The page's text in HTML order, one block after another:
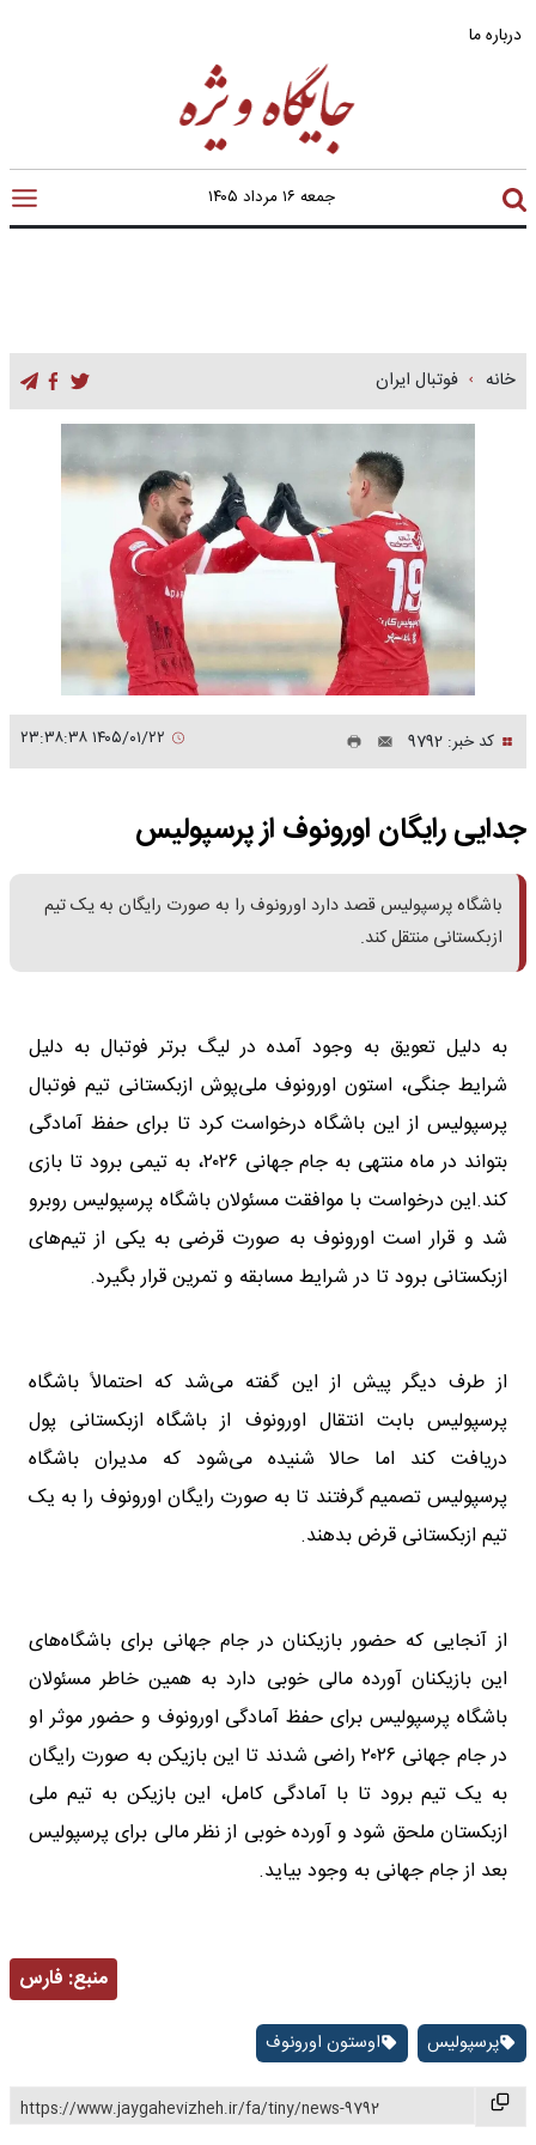
درباره ما
جمعه ۱۶ مرداد ۱۴۰۵
خانه فوتبال ایران
کد خبر: 9792
جدایی رایگان اورونوف از پرسپولیس
باشگاه پرسپولیس قصد دارد اورونوف را به صورت رایگان به یک تیم
ازبکستانی منتقل کند.
به دلیل تعویق به وجود آمده در لیگ برتر فوتبال به دلیل
شرایط جنگی، استون اورونوف ملی‌پوش ازبکستانی تیم فوتبال
پرسپولیس از این باشگاه درخواست کرد تا برای حفظ آمادگی
بتواند در ماه منتهی به جام جهانی ۲۰۲۶، به تیمی برود تا بازی
کند.این درخواست با موافقت مسئولان باشگاه پرسپولیس روبرو
شد و قرار است اورونوف به صورت قرضی به یکی از تیم‌های
ازبکستانی برود تا در شرایط مسابقه و تمرین قرار بگیرد.
از طرف دیگر پیش از این گفته می‌شد که احتمالاً باشگاه
پرسپولیس بابت انتقال اورونوف از باشگاه ازبکستانی پول
دریافت کند اما حالا شنیده می‌شود که مدیران باشگاه
پرسپولیس تصمیم گرفتند تا به صورت رایگان اورونوف را به یک
تیم ازبکستانی قرض بدهند.
از آنجایی که حضور بازیکنان در جام جهانی برای باشگاه‌های
این بازیکنان آورده مالی خوبی دارد به همین خاطر مسئولان
باشگاه پرسپولیس برای حفظ آمادگی اورونوف و حضور موثر او
در جام جهانی ۲۰۲۶ راضی شدند تا این بازیکن به صورت رایگان
به یک تیم برود تا با آمادگی کامل، این بازیکن به تیم ملی
ازبکستان ملحق شود و آورده خوبی از نظر مالی برای پرسپولیس
بعد از جام جهانی به وجود بیاید.
منبع: فارس
پرسپولیس اوستون اورونوف
https://www.jaygahevizheh.ir/fa/tiny/news-9792